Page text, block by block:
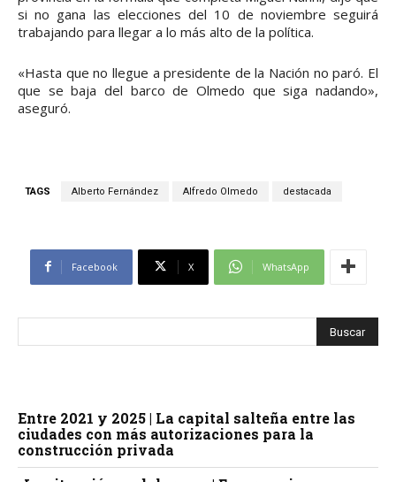
si no gana las elecciones del 10 de noviembre seguirá
trabajando para llegar a lo más alto de la política.
«Hasta que no llegue a presidente de la Nación no paró. El
que se baja del barco de Olmedo que siga nadando»,
aseguró.
TAGS Alberto Fernández Alfredo Olmedo destacada
Facebook X WhatsApp
Entre 2021 y 2025 | La capital salteña entre las
ciudades con más autorizaciones para la
construcción privada